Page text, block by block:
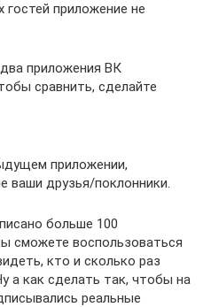
гостей приложение не
приложения ВК
сравнить, сделайте
приложении,
ваши друзья/поклонники.
больше 100
сможете воспользоваться
кто и сколько раз
а как сделать так, чтобы на
реальные